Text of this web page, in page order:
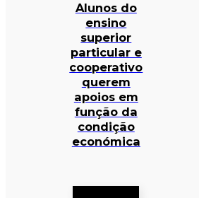
Alunos do
ensino
superior
particular e
cooperativo
querem
apoios em
função da
condição
económica